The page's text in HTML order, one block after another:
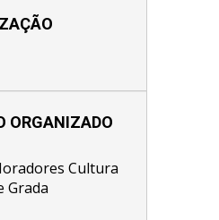
ORGANIZADO
Cultura
Grada